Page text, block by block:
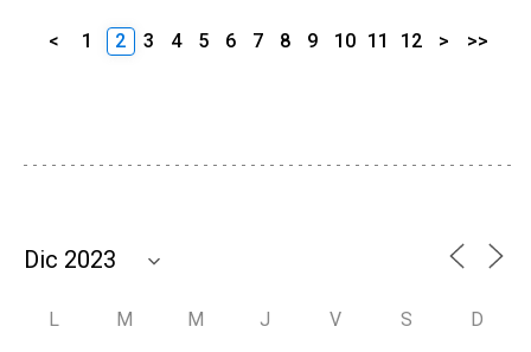
< 1 2 3 4 5 6 7 8 9 10 11 12 > >>
L M M J V S D